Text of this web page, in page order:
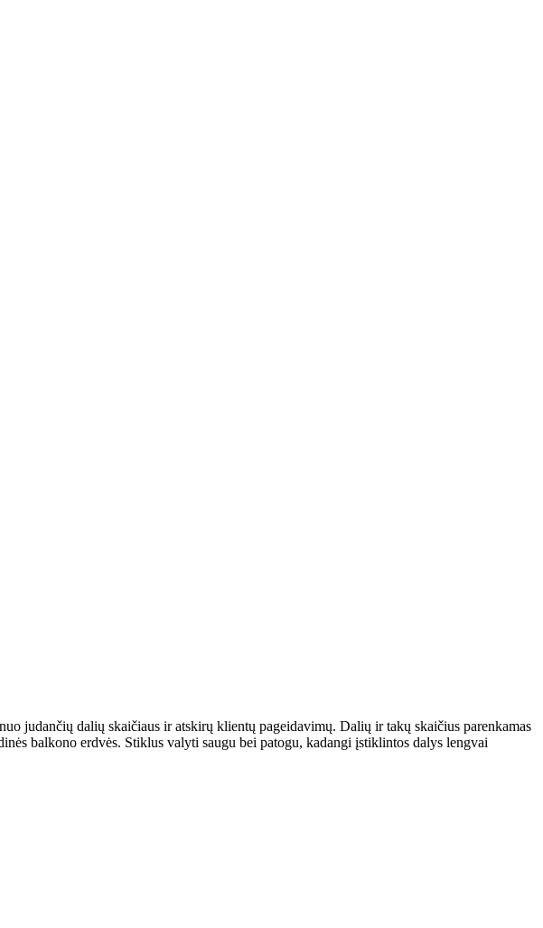
judančių dalių skaičiaus ir atskirų klientų pageidavimų. Dalių ir takų skaičius parenkamas
balkono erdvės. Stiklus valyti saugu bei patogu, kadangi įstiklintos dalys lengvai